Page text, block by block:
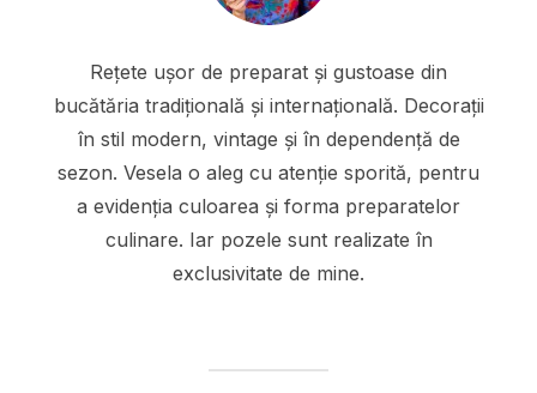
Rețete ușor de preparat și gustoase din
bucătăria tradițională și internațională. Decorații
în stil modern, vintage și în dependență de
sezon. Vesela o aleg cu atenție sporită, pentru
a evidenția culoarea și forma preparatelor
culinare. Iar pozele sunt realizate în
exclusivitate de mine.